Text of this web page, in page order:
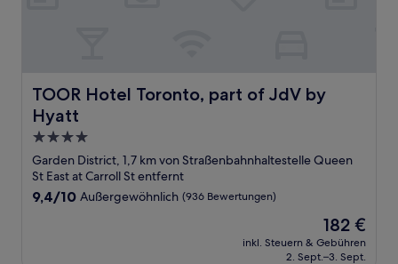
TOOR Hotel Toronto, part of JdV by
Hyatt
TOOR Hotel Toronto, part of JdV by Hyatt
4.0-
Sterne-
Unterkunft
Garden District, 1,7 km von Straßenbahnhaltestelle Queen
St East at Carroll St entfernt
9.4
9,4/10 Außergewöhnlich (936 Bewertungen)
Der
Preis
beträgt
182 €
inkl. Steuern & Gebühren
2. Sept.–3. Sept.